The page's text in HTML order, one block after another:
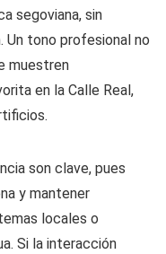
segoviana, sin
Un tono profesional no
muestren
en la Calle Real,
son clave, pues
y mantener
locales o
Si la interacción